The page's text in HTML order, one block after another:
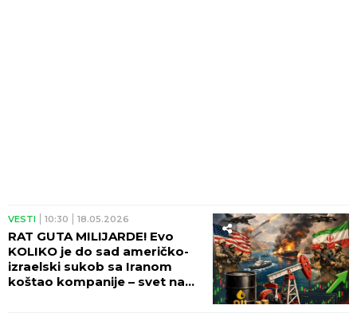
VESTI 10:30 18.05.2026
RAT GUTA MILIJARDE! Evo
KOLIKO je do sad američko-
izraelski sukob sa Iranom
koštao kompanije – svet na